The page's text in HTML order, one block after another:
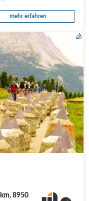
mehr erfahren
8950